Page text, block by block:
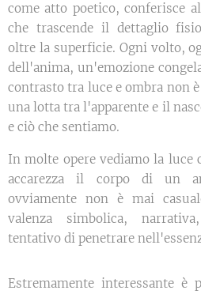
come atto poetico, conferisce
che trascende il dettaglio
oltre la superficie. Ogni volto,
dell'anima, un'emozione
contrasto tra luce e ombra non
una lotta tra l'apparente e il
e ciò che sentiamo.
In molte opere vediamo la luce
accarezza il corpo di un
ovviamente non è mai
valenza simbolica,
tentativo di penetrare
Estremamente interessante è